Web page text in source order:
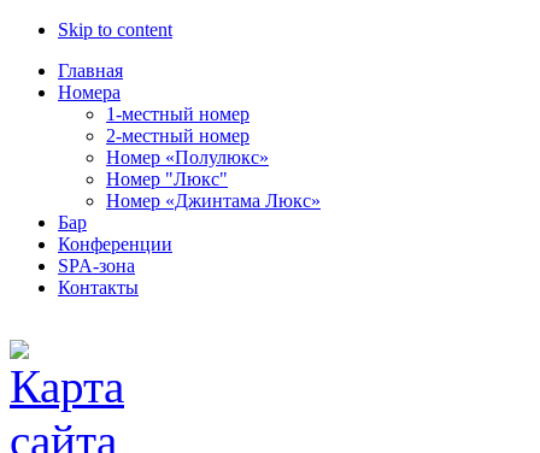
Skip to content
Главная
Номера
1-местный номер
2-местный номер
Номер «Полулюкс»
Номер "Люкс"
Номер «Джинтама Люкс»
Бар
Конференции
SPA-зона
Контакты